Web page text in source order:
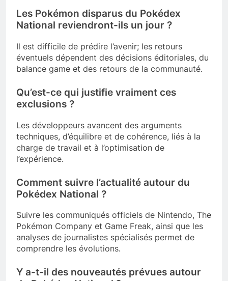
Les Pokémon disparus du Pokédex
National reviendront-ils un jour ?
Il est difficile de prédire l’avenir; les retours
éventuels dépendent des décisions éditoriales, du
balance game et des retours de la communauté.
Qu’est-ce qui justifie vraiment ces
exclusions ?
Les développeurs avancent des arguments
techniques, d’équilibre et de cohérence, liés à la
charge de travail et à l’optimisation de
l’expérience.
Comment suivre l’actualité autour du
Pokédex National ?
Suivre les communiqués officiels de Nintendo, The
Pokémon Company et Game Freak, ainsi que les
analyses de journalistes spécialisés permet de
comprendre les évolutions.
Y a-t-il des nouveautés prévues autour